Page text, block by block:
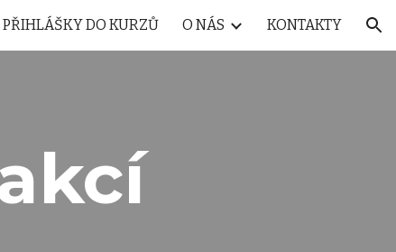
PŘIHLÁŠKY DO KURZŮ O NÁS KONTAKTY